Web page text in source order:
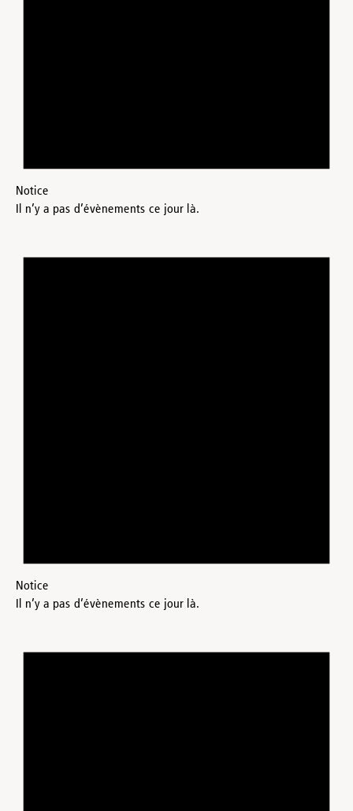
Notice
Il n’y a pas d’évènements ce jour là.
Notice
Il n’y a pas d’évènements ce jour là.